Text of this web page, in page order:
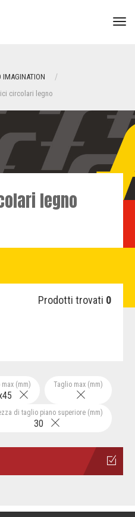
IMAGINATION
circolari legno
legno
Prodotti trovati 0
Taglio max (mm)
(mm)
di taglio piano superiore (mm)
30